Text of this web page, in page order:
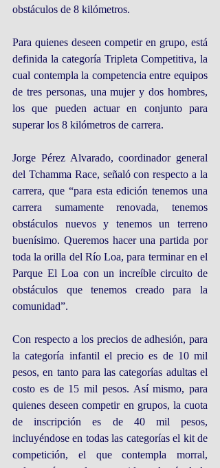
obstáculos de 8 kilómetros.
Para quienes deseen competir en grupo, está
definida la categoría Tripleta Competitiva, la
cual contempla la competencia entre equipos
de tres personas, una mujer y dos hombres,
los que pueden actuar en conjunto para
superar los 8 kilómetros de carrera.
Jorge Pérez Alvarado, coordinador general
del Tchamma Race, señaló con respecto a la
carrera, que “para esta edición tenemos una
carrera sumamente renovada, tenemos
obstáculos nuevos y tenemos un terreno
buenísimo. Queremos hacer una partida por
toda la orilla del Río Loa, para terminar en el
Parque El Loa con un increíble circuito de
obstáculos que tenemos creado para la
comunidad”.
Con respecto a los precios de adhesión, para
la categoría infantil el precio es de 10 mil
pesos, en tanto para las categorías adultas el
costo es de 15 mil pesos. Así mismo, para
quienes deseen competir en grupos, la cuota
de inscripción es de 40 mil pesos,
incluyéndose en todas las categorías el kit de
competición, el que contempla morral,